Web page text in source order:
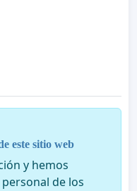
este sitio web
y hemos
de los